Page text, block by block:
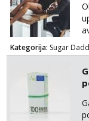
Kategorija: Sugar